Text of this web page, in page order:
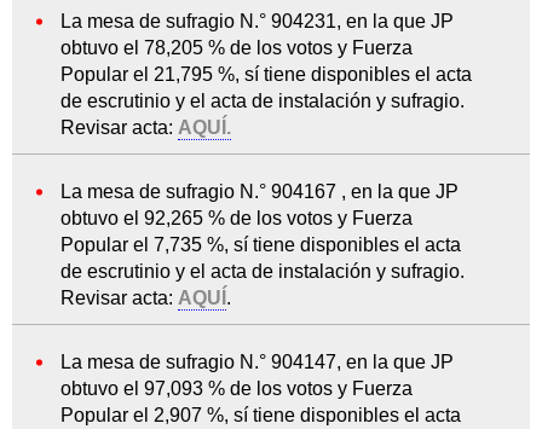
La mesa de sufragio N.° 904231, en la que JP
obtuvo el 78,205 % de los votos y Fuerza
Popular el 21,795 %, sí tiene disponibles el acta
de escrutinio y el acta de instalación y sufragio.
Revisar acta: AQUÍ.
La mesa de sufragio N.° 904167 , en la que JP
obtuvo el 92,265 % de los votos y Fuerza
Popular el 7,735 %, sí tiene disponibles el acta
de escrutinio y el acta de instalación y sufragio.
Revisar acta: AQUÍ .
La mesa de sufragio N.° 904147, en la que JP
obtuvo el 97,093 % de los votos y Fuerza
Popular el 2,907 %, sí tiene disponibles el acta